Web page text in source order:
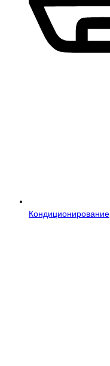
Кондиционирование